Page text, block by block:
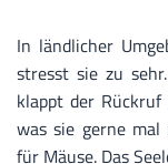
In ländlicher
stresst sie zu
klappt der Rückruf
was sie gerne mal
für Mäuse. Das